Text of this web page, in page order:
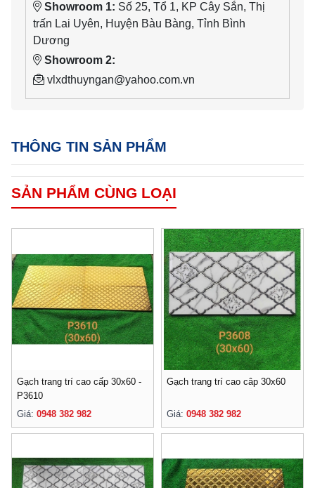
Showroom 1: Số 25, Tổ 1, KP Cây Sắn, Thị
trấn Lai Uyên, Huyện Bàu Bàng, Tỉnh Bình
Dương
Showroom 2:
vlxdthuyngan@yahoo.com.vn
THÔNG TIN SẢN PHẨM
SẢN PHẨM CÙNG LOẠI
Gạch trang trí cao cấp 30x60 -
P3610
Giá: 0948 382 982
Gạch trang trí cao câp 30x60
Giá: 0948 382 982